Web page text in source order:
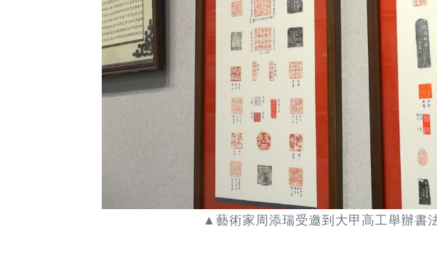
▲藝術家周添瑞受邀到大甲高工舉辦書